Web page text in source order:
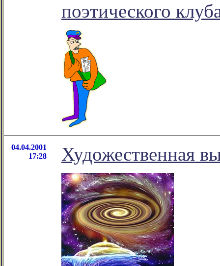
поэтического
04.04.2001
17:28
Художественная